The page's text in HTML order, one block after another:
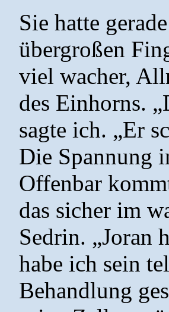
Sie hatte
übergroßen
viel wacher,
des Einhorns.
sagte ich. „Er
Die Spannung
Offenbar
das sicher im
Sedrin. „Joran
habe ich sein
Behandlung